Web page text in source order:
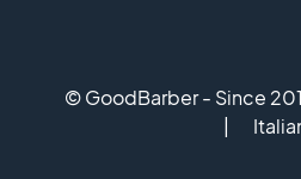
© GoodBarber - Since